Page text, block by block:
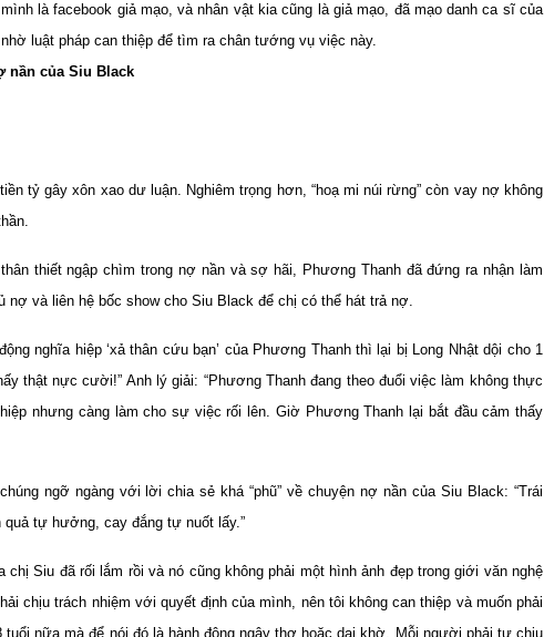
là facebook giả mạo, và nhân vật kia cũng là giả mạo, đã mạo danh ca sĩ của
luật pháp can thiệp để tìm ra chân tướng vụ việc này.
nần của Siu Black
tỷ gây xôn xao dư luận. Nghiêm trọng hơn, “hoạ mi núi rừng” còn vay nợ không
thiết ngập chìm trong nợ nần và sợ hãi, Phương Thanh đã đứng ra nhận làm
và liên hệ bốc show cho Siu Black để chị có thể hát trả nợ.
nghĩa hiệp ‘xả thân cứu bạn’ của Phương Thanh thì lại bị Long Nhật dội cho 1
thật nực cười!” Anh lý giải: “Phương Thanh đang theo đuổi việc làm không thực
nhưng càng làm cho sự việc rối lên. Giờ Phương Thanh lại bắt đầu cảm thấy
ngỡ ngàng với lời chia sẻ khá “phũ” về chuyện nợ nần của Siu Black: “Trái
quả tự hưởng, cay đắng tự nuốt lấy.”
chị Siu đã rối lắm rồi và nó cũng không phải một hình ảnh đẹp trong giới văn nghệ
chịu trách nhiệm với quyết định của mình, nên tôi không can thiệp và muốn phải
tuổi nữa mà để nói đó là hành động ngây thơ hoặc dại khờ. Mỗi người phải tự chịu